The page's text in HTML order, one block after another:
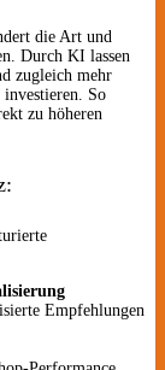
die Art und
Durch KI lassen
zugleich mehr
So
zu höheren
Empfehlungen